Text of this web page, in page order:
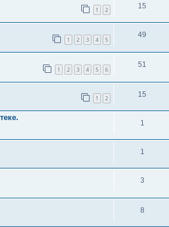
1 2
15
1 2 3 4 5
49
1 2 3 4 5 6
51
1 2
15
1
1
3
8